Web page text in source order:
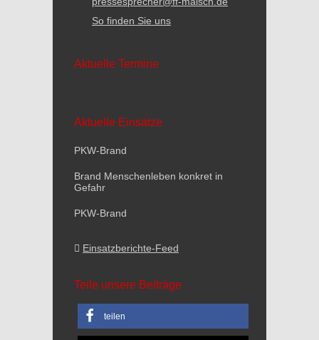
So finden Sie uns
Aktuelle Termine
Aktuelle Einsätze
PKW-Brand
Brand Menschenleben konkret in
Gefahr
PKW-Brand
Einsatzberichte-Feed
Teile unsere Beiträge
teilen